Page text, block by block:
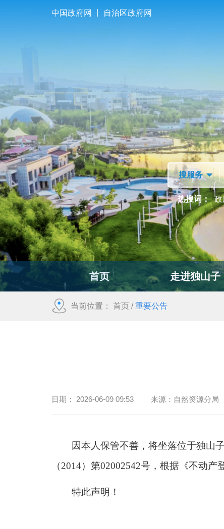
中国政府网 自治区政府网
热搜词： 政
首页 走进独山子
首页
当前位置： 首页 /重要公告
日期： 2026-06-09 09:53 来源： 自然资源分局
因本人保管不善，将坐落位于独山
（2014）第02002542号 ，根据《不动产
特此声明！